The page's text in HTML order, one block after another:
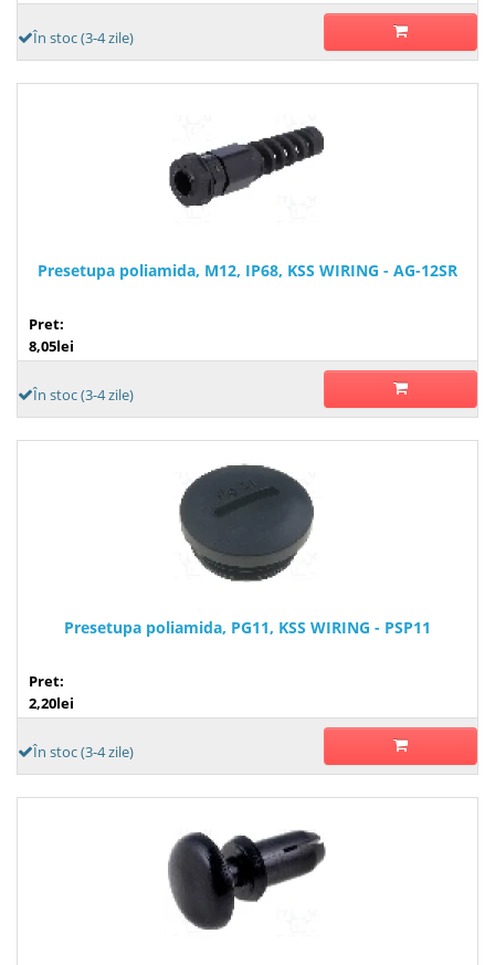
În stoc (3-4 zile)
Presetupa poliamida, M12, IP68, KSS WIRING - AG-12SR
Pret:
8,05lei
În stoc (3-4 zile)
Presetupa poliamida, PG11, KSS WIRING - PSP11
Pret:
2,20lei
În stoc (3-4 zile)